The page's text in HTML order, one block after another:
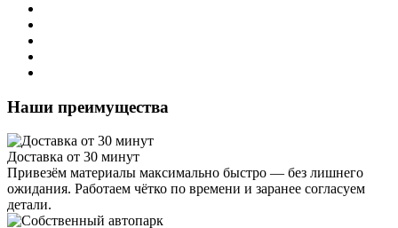
Наши преимущества
Доставка от 30 минут
Привезём материалы максимально быстро — без лишнего
ожидания. Работаем чётко по времени и заранее согласуем
детали.